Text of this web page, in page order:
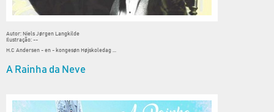
Autor: Niels Jørgen Langkilde
Ilustração: --
H.C Andersen - en - kongesøn Højskoledag ...
A Rainha da Neve